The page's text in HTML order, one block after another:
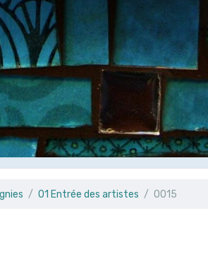
01 Entrée des artistes 0015